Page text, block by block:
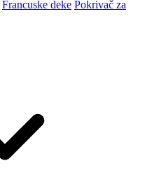
Francuske deke Pokrivač za